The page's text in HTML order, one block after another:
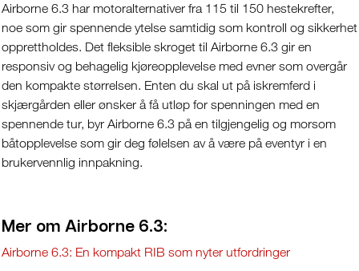
Airborne 6.3 har motoralternativer fra 115 til 150 hestekrefter,
noe som gir spennende ytelse samtidig som kontroll og sikkerhet
opprettholdes. Det fleksible skroget til Airborne 6.3 gir en
responsiv og behagelig kjøreopplevelse med evner som overgår
den kompakte størrelsen. Enten du skal ut på iskremferd i
skjærgården eller ønsker å få utløp for spenningen med en
spennende tur, byr Airborne 6.3 på en tilgjengelig og morsom
båtopplevelse som gir deg følelsen av å være på eventyr i en
brukervennlig innpakning.
Mer om Airborne 6.3:
Airborne 6.3: En kompakt RIB som nyter utfordringer